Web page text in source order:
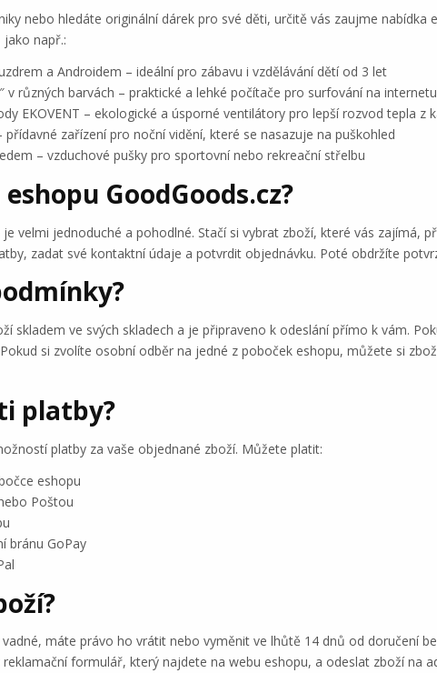
nebo hledáte originální dárek pro své děti, určitě vás zaujme
např.:
a Androidem – ideální pro zábavu i vzdělávání dětí od 3 let
v různých barvách – praktické a lehké počítače pro surfování na
EKOVENT – ekologické a úsporné ventilátory pro lepší rozvod tepla z
přídavné zařízení pro noční vidění, které se nasazuje na puškohled
– vzduchové pušky pro sportovní nebo rekreační střelbu
GoodGoods.cz?
velmi jednoduché a pohodlné. Stačí si vybrat zboží, které vás zajímá,
zadat své kontaktní údaje a potvrdit objednávku. Poté obdržíte
skladem ve svých skladech a je připraveno k odeslání přímo k vám.
si zvolíte osobní odběr na jedné z poboček eshopu, můžete si
platby?
platby za vaše objednané zboží. Můžete platit:
eshopu
Poštou
bránu GoPay
máte právo ho vrátit nebo vyměnit ve lhůtě 14 dnů od doručení
formulář, který najdete na webu eshopu, a odeslat zboží na